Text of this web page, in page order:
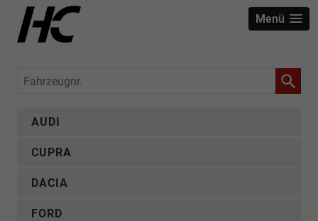
Menü
Fahrzeugnr.
AUDI
CUPRA
DACIA
FORD